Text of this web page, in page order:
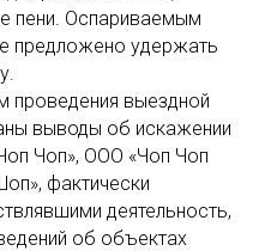
пени. Оспариваемым
предложено удержать
проведения выездной
выводы об искажении
Чоп», ООО «Чоп Чоп
фактически
деятельность,
об объектах